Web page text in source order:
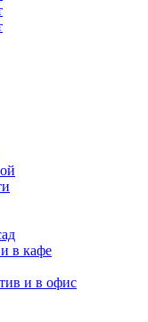
в кафе
и в офис